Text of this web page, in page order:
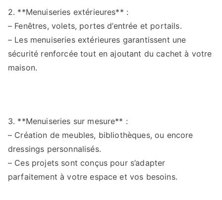
2. **Menuiseries extérieures** :
– Fenêtres, volets, portes d’entrée et portails.
– Les menuiseries extérieures garantissent une
sécurité renforcée tout en ajoutant du cachet à votre
maison.
3. **Menuiseries sur mesure** :
– Création de meubles, bibliothèques, ou encore
dressings personnalisés.
– Ces projets sont conçus pour s’adapter
parfaitement à votre espace et vos besoins.